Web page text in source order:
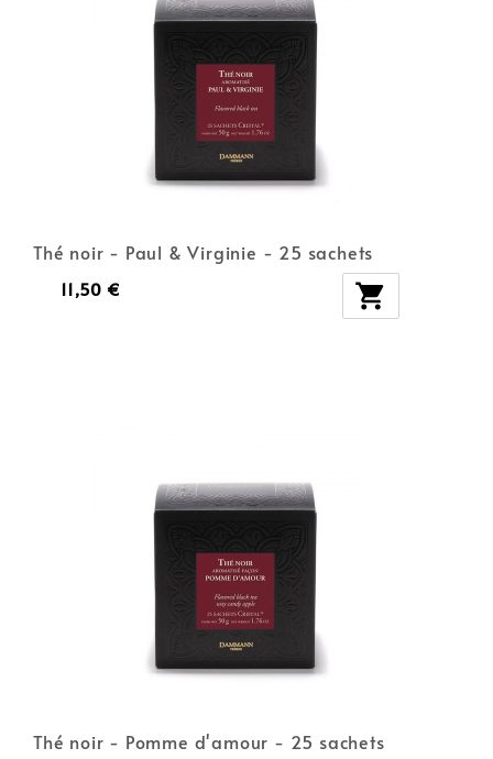
Thé noir - Paul & Virginie - 25 sachets
11,50 € 
Thé noir - Pomme d'amour - 25 sachets